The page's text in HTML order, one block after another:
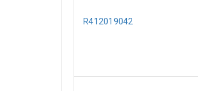
R412019042